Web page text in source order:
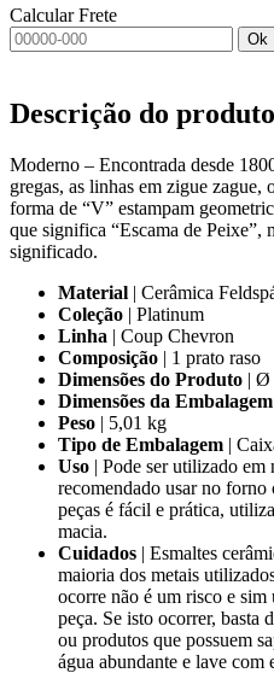
Calcular Frete
Ok
Descrição do produto
Moderno – Encontrada desde
gregas, as linhas em zigue zague,
forma de “V” estampam
que significa “Escama de Peixe”,
significado.
Material | Cerâmica
Coleção | Platinum
Linha | Coup Chevron
Composição | 1 prato raso
Dimensões do Produto | Ø
Dimensões da Embalagem
Peso | 5,01 kg
Tipo de Embalagem |
Uso | Pode ser utilizado em
recomendado usar no
peças é fácil e prática,
macia.
Cuidados | Esmaltes
maioria dos metais
ocorre não é um risco e sim
peça. Se isto ocorrer, basta
ou produtos que possuem
água abundante e lave com